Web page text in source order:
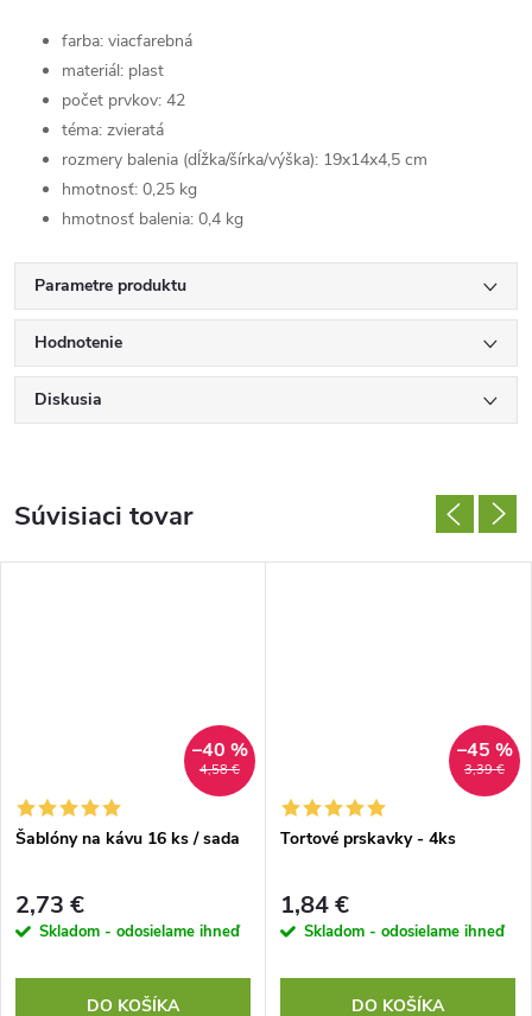
farba: viacfarebná
materiál: plast
počet prvkov: 42
téma: zvieratá
rozmery balenia (dĺžka/šírka/výška): 19x14x4,5 cm
hmotnosť: 0,25 kg
hmotnosť balenia: 0,4 kg
Parametre produktu
Hodnotenie
Diskusia
Súvisiaci tovar
4,58 €
–40 %
Šablóny na kávu 16 ks / sada
2,73 €
Skladom - odosielame ihneď
DO KOŠÍKA
3,39 €
–45 %
Tortové prskavky - 4ks
1,84 €
Skladom - odosielame ihneď
DO KOŠÍKA